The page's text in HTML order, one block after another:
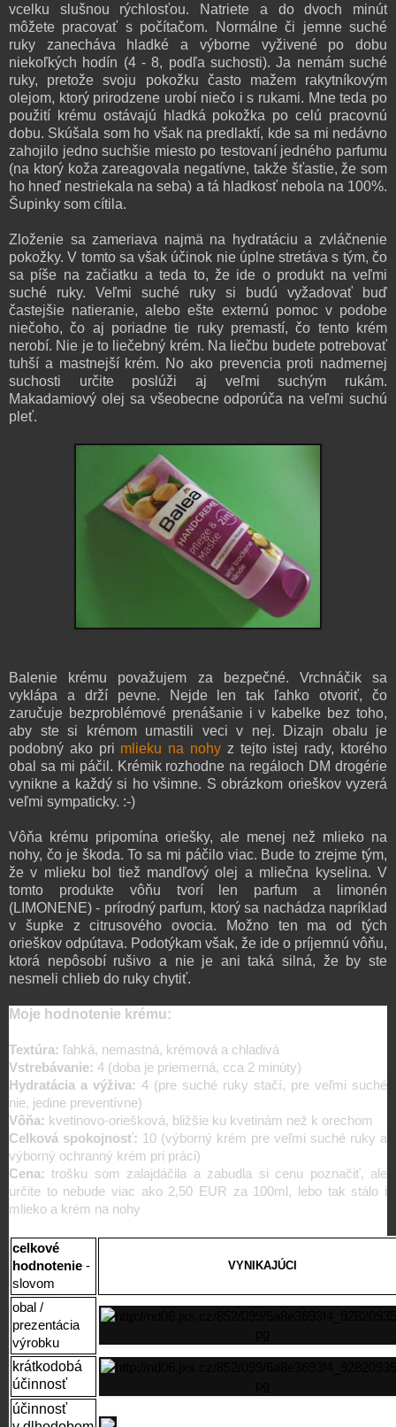
vcelku slušnou rýchlosťou. Natriete a do dvoch minút
môžete pracovať s počítačom. Normálne či jemne suché
ruky zanecháva hladké a výborne vyživené po dobu
niekoľkých hodín (4 - 8, podľa suchosti). Ja nemám suché
ruky, pretože svoju pokožku často mažem rakytníkovým
olejom, ktorý prirodzene urobí niečo i s rukami. Mne teda po
použití krému ostávajú hladká pokožka po celú pracovnú
dobu. Skúšala som ho však na predlaktí, kde sa mi nedávno
zahojilo jedno suchšie miesto po testovaní jedného parfumu
(na ktorý koža zareagovala negatívne, takže šťastie, že som
ho hneď nestriekala na seba) a tá hladkosť nebola na 100%.
Šupinky som cítila.
Zloženie sa zameriava najmä na hydratáciu a zvláčnenie
pokožky. V tomto sa však účinok nie úplne stretáva s tým, čo
sa píše na začiatku a teda to, že ide o produkt na veľmi
suché ruky. Veľmi suché ruky si budú vyžadovať buď
častejšie natieranie, alebo ešte externú pomoc v podobe
niečoho, čo aj poriadne tie ruky premastí, čo tento krém
nerobí. Nie je to liečebný krém. Na liečbu budete potrebovať
tuhší a mastnejší krém. No ako prevencia proti nadmernej
suchosti určite poslúži aj veľmi suchým rukám.
Makadamiový olej sa všeobecne odporúča na veľmi suchú
pleť.
Balenie krému považujem za bezpečné. Vrchnáčik sa
vyklápa a drží pevne. Nejde len tak ľahko otvoriť, čo
zaručuje bezproblémové prenášanie i v kabelke bez toho,
aby ste si krémom umastili veci v nej. Dizajn obalu je
podobný ako pri mlieku na nohy z tejto istej rady, ktorého
obal sa mi páčil. Krémik rozhodne na regáloch DM drogérie
vynikne a každý si ho všimne. S obrázkom orieškov vyzerá
veľmi sympaticky. :-)
Vôňa krému pripomína oriešky, ale menej než mlieko na
nohy, čo je škoda. To sa mi páčilo viac. Bude to zrejme tým,
že v mlieku bol tiež mandľový olej a mliečna kyselina. V
tomto produkte vôňu tvorí len parfum a limonén
(LIMONENE) - prírodný parfum, ktorý sa nachádza napríklad
v šupke z citrusového ovocia. Možno ten ma od tých
orieškov odpútava. Podotýkam však, že ide o príjemnú vôňu,
ktorá nepôsobí rušivo a nie je ani taká silná, že by ste
nesmeli chlieb do ruky chytiť.
Moje hodnotenie krému:
Textúra: ľahká, nemastná, krémová a chladivá
Vstrebávanie: 4 (doba je priemerná, cca 2 minúty)
Hydratácia a výživa: 4 (pre suché ruky stačí, pre veľmi suché
nie, jedine preventívne)
Vôňa: kvetinovo-oriešková, bližšie ku kvetinám než k orechom
Celková spokojnosť: 10 (výborný krém pre veľmi suché ruky a
výborný ochranný krém pri práci)
Cena: trošku som zalajdáčila a zabudla si cenu poznačiť, ale
určite to nebude viac ako 2,50 EUR za 100ml, lebo tak stálo i
mlieko a krém na nohy
celkové
hodnotenie -
slovom
VYNIKAJÚCI
obal /
prezentácia
výrobku
krátkodobá
účinnosť
účinnosť